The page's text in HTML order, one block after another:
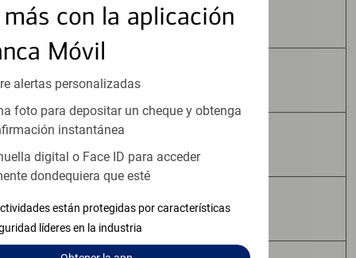
con la aplicación
Móvil
alertas personalizadas
foto para depositar un cheque y obtenga
instantánea
digital o Face ID para acceder
dondequiera que esté
están protegidas por características
líderes en la industria
No Están Asegurados por FDIC
No Tienen Garantía Bancaria
No Constituyen Depósitos